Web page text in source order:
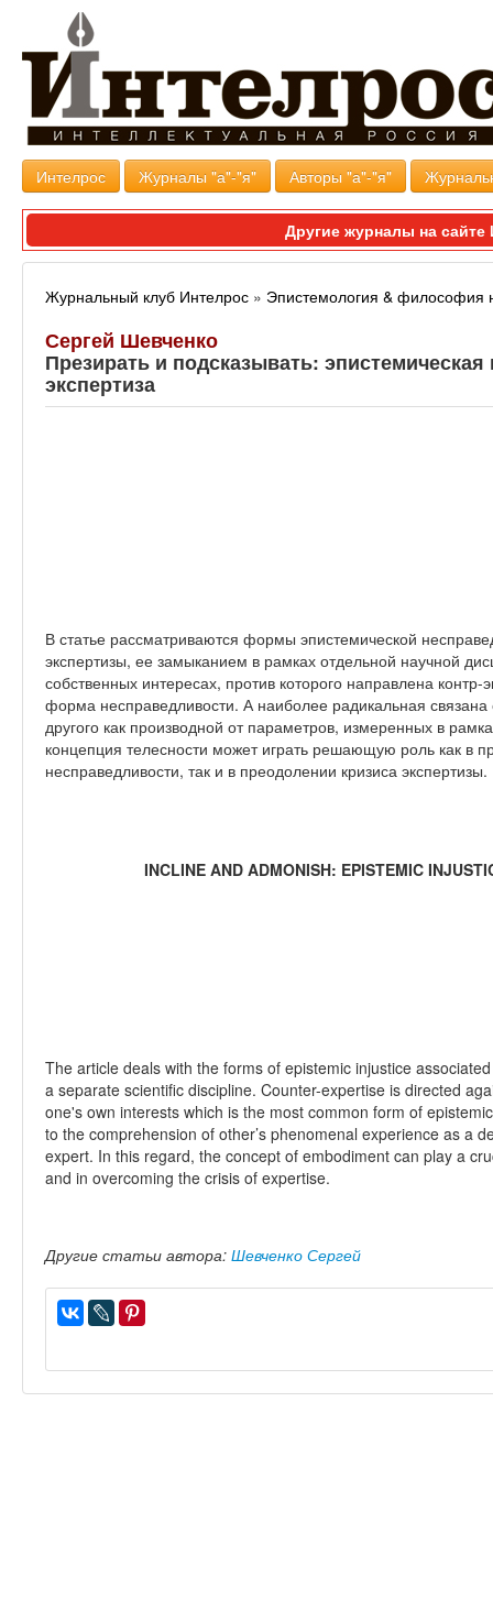
Интелрос Журналы "а"-"я" Авторы "а"-"я"
Другие журналы на
Журнальный клуб Интелрос » Эпистемология & философия
Сергей Шевченко
Презирать и подсказывать:
экспертиза
В статье рассматриваются формы эпистемической
экспертизы, ее замыканием в рамках отдельной научной
собственных интересах, против которого направлена
форма несправедливости. А наиболее радикальная
другого как производной от параметров, измеренных в
концепция телесности может играть решающую роль как в
несправедливости, так и в преодолении кризиса экспертизы.
INCLINE AND ADMONISH: EPISTEMIC
The article deals with the forms of epistemic injustice
a separate scientific discipline. Counter-expertise is directed
one's own interests which is the most common form of
to the comprehension of other’s phenomenal experience as a
expert. In this regard, the concept of embodiment can play a
and in overcoming the crisis of expertise.
Другие статьи автора: Шевченко Сергей